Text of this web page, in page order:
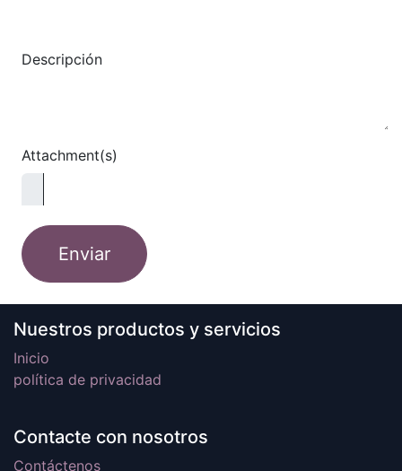
Descripción
Attachment(s)
Enviar
Nuestros productos y servicios
Inicio
política de privacidad
Contacte con nosotros
Contáctenos